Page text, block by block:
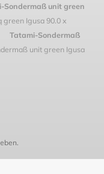
Sondermaß unit green
green Igusa 90.0 x
Tatami-Sondermaß
unit green Igusa